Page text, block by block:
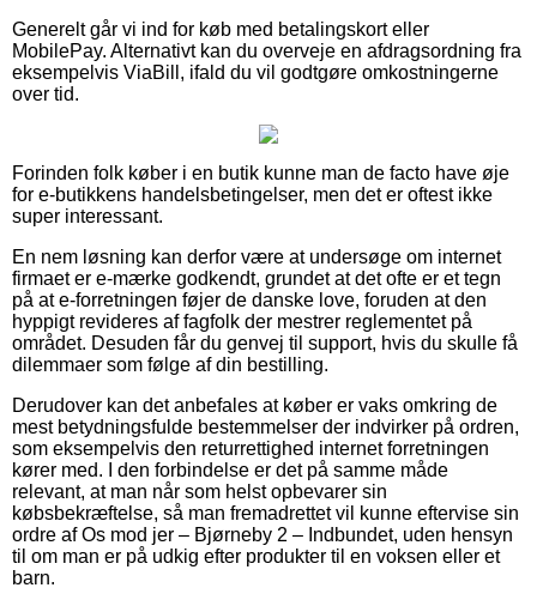
Generelt går vi ind for køb med betalingskort eller
MobilePay. Alternativt kan du overveje en afdragsordning fra
eksempelvis ViaBill, ifald du vil godtgøre omkostningerne
over tid.
Forinden folk køber i en butik kunne man de facto have øje
for e-butikkens handelsbetingelser, men det er oftest ikke
super interessant.
En nem løsning kan derfor være at undersøge om internet
firmaet er e-mærke godkendt, grundet at det ofte er et tegn
på at e-forretningen føjer de danske love, foruden at den
hyppigt revideres af fagfolk der mestrer reglementet på
området. Desuden får du genvej til support, hvis du skulle få
dilemmaer som følge af din bestilling.
Derudover kan det anbefales at køber er vaks omkring de
mest betydningsfulde bestemmelser der indvirker på ordren,
som eksempelvis den returrettighed internet forretningen
kører med. I den forbindelse er det på samme måde
relevant, at man når som helst opbevarer sin
købsbekræftelse, så man fremadrettet vil kunne eftervise sin
ordre af Os mod jer – Bjørneby 2 – Indbundet, uden hensyn
til om man er på udkig efter produkter til en voksen eller et
barn.